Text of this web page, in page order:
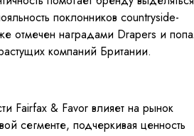
поклонников countryside-
отмечен наградами Drapers и
компаний Британии.
Fairfax & Favor влияет на рынок
сегменте, подчеркивая ценность